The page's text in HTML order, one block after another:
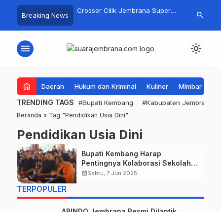
Breaking News
Tenggelam di
Pengambengan
Crosser Cilik Jembrana Super
Motocross 50cc
Jembrana
Mustika Rasa
search
menu light_mode
home Daerah Hukum dan Kriminal Kuliner Mimbar
TRENDING TAGS #Bupati Kembang #Kabupaten Jembrana
Beranda » Tag "Pendidikan Usia Dini"
Pendidikan Usia Dini
Bupati Kembang Harap
Pentingnya Kolaborasi Sekolah
dan Orang Tua Untuk Pendidikan
calendar_monthSabtu, 7 Jun 2025
TERPOPULER